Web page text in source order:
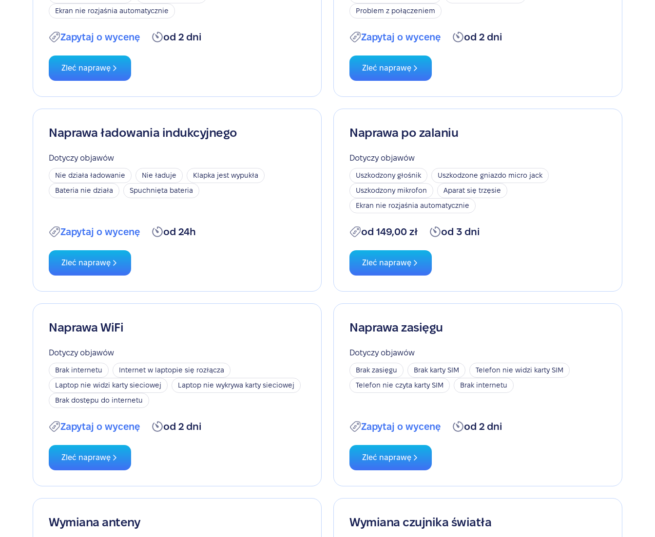
Ekran nie rozjaśnia automatycznie
Zapytaj o wycenę od 2 dni
Zleć naprawę
Problem z połączeniem
Zapytaj o wycenę od 2 dni
Zleć naprawę
Naprawa ładowania indukcyjnego
Dotyczy objawów
Nie działa ładowanie Nie ładuje
Klapka jest wypukła
Bateria nie działa
Spuchnięta bateria
Zapytaj o wycenę od 24h
Zleć naprawę
Naprawa po zalaniu
Dotyczy objawów
Uszkodzony głośnik
Uszkodzone gniazdo micro jack
Uszkodzony mikrofon
Aparat się trzęsie
Ekran nie rozjaśnia automatycznie
od 149,00 zł od 3 dni
Zleć naprawę
Naprawa WiFi
Dotyczy objawów
Brak internetu
Internet w laptopie się rozłącza
Laptop nie widzi karty sieciowej
Laptop nie wykrywa karty sieciowej
Brak dostępu do internetu
Zapytaj o wycenę od 2 dni
Zleć naprawę
Naprawa zasięgu
Dotyczy objawów
Brak zasięgu Brak karty SIM
Telefon nie widzi karty SIM
Telefon nie czyta karty SIM
Brak internetu
Zapytaj o wycenę od 2 dni
Zleć naprawę
Wymiana anteny Wymiana czujnika światła